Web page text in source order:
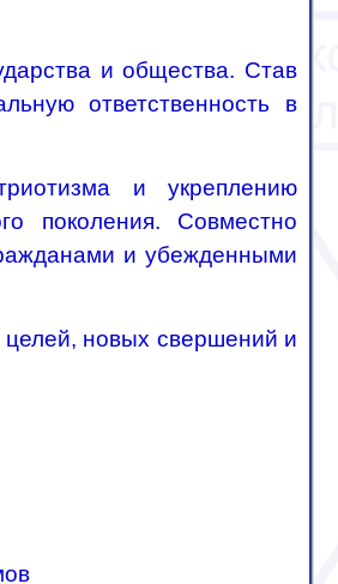
и общества. Став
ответственность в
и укреплению
поколения. Совместно
и убежденными
новых свершений и